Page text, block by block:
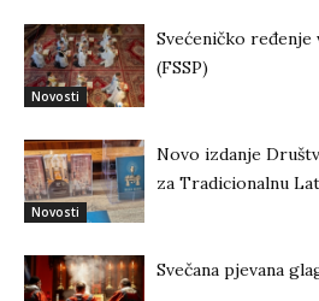
Novosti
Svećeničko ređenje
(FSSP)
Novosti
Novo izdanje
za Tradicionalnu
Svečana pjevana